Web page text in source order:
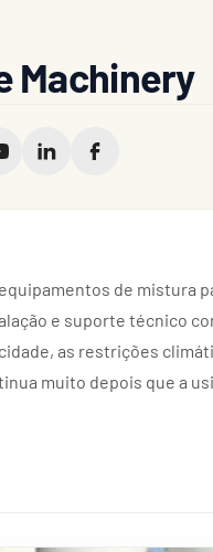
Machinery
de mistura
e suporte técnico
as restrições
muito depois que a